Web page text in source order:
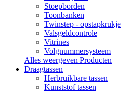
Stoepborden
Toonbanken
Twinstep - opstapkrukje
Valsgeldcontrole
Vitrines
Volgnummersysteem
Alles weergeven Producten
Draagtassen
Herbruikbare tassen
Kunststof tassen